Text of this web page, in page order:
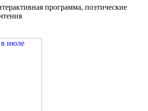
программа, поэтические